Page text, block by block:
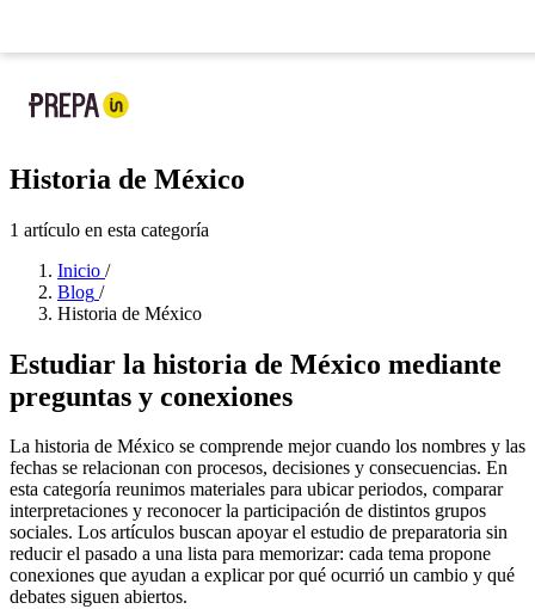
Historia de México
1 artículo en esta categoría
Inicio /
Blog /
Historia de México
Estudiar la historia de México mediante
preguntas y conexiones
La historia de México se comprende mejor cuando los nombres y las
fechas se relacionan con procesos, decisiones y consecuencias. En
esta categoría reunimos materiales para ubicar periodos, comparar
interpretaciones y reconocer la participación de distintos grupos
sociales. Los artículos buscan apoyar el estudio de preparatoria sin
reducir el pasado a una lista para memorizar: cada tema propone
conexiones que ayudan a explicar por qué ocurrió un cambio y qué
debates siguen abiertos.